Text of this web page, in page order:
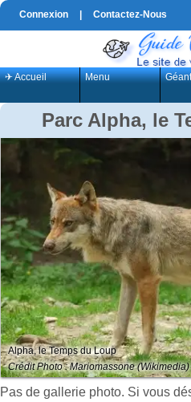
Connexion Contactez-Nous
✈ Accueil Menu Géant
Parc Alpha, le
Alpha, le Temps du Loup
Crédit Photo : Mariomassone
Pas de gallerie photo. Si vous